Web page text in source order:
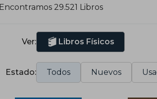
Encontramos 29.521 Libros
Ver: Libros Físicos
Estado: Todos Nuevos